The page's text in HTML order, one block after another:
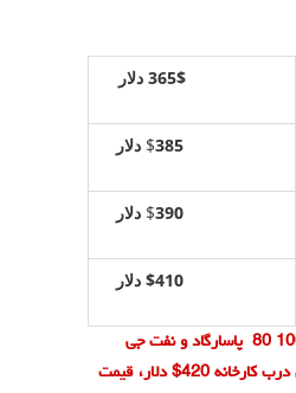
365$ دلار
$
385 دلار
$390 دلار
$410 دلار
قیمت قیر صادراتی 60 70 و 100 80 پاسارگاد و نفت جی
اصفهان ASTM قیر بشکه ای درب کارخانه 420$ دلار، قیمت